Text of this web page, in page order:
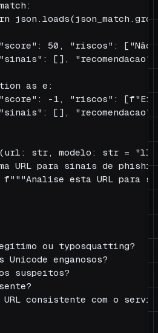
50, "riscos":
[],
as e:
-1, "riscos":
[],
str, modelo: str =
URL para sinais de
f"""Analise esta URL para
ou typosquatting?
Unicode enganosos?
suspeitos?
URL consistente com o